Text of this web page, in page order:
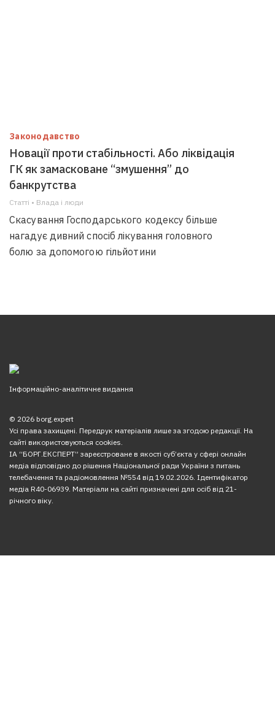
Законодавство
Новації проти стабільності. Або ліквідація
ГК як замасковане “змушення” до
банкрутства
Статті • Влада i люди
Скасування Господарського кодексу більше
нагадує дивний спосіб лікування головного
болю за допомогою гільйотини
Інформаційно-аналітичне видання
© 2026 borg.expert
Усі права захищені. Передрук матеріалів лише за згодою редакції. На
сайті використовуються cookies.
ІА “БОРГ.ЕКСПЕРТ” зареєстроване в якості суб’єкта у сфері онлайн
медіа відповідно до рішення Національної ради України з питань
телебачення та радіомовлення №554 від 19.02.2026. Ідентифікатор
медіа R40-06939. Матеріали на сайті призначені для осіб від 21-
річного віку.